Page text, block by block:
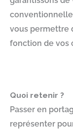
vous permettre
fonction de vos
Quoi retenir ?
Passer en
représenter